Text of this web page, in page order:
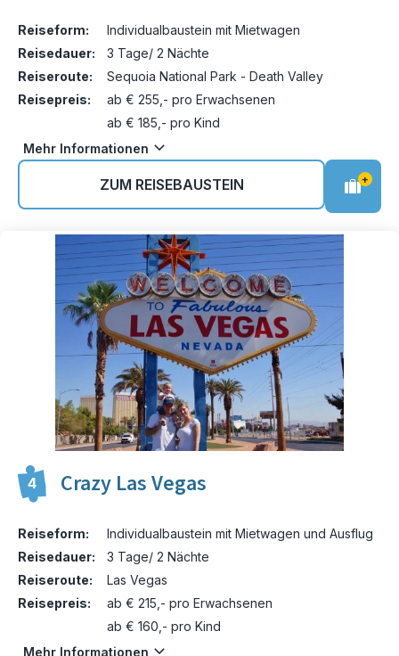
Reiseform:
Individualbaustein mit Mietwagen
Reisedauer:
3 Tage/ 2 Nächte
Reiseroute:
Sequoia National Park - Death Valley
Reisepreis:
ab € 255,- pro Erwachsenen
ab € 185,- pro Kind
Mehr Informationen
ZUM REISEBAUSTEIN +
4 Crazy Las Vegas
Reiseform:
Individualbaustein mit Mietwagen und Ausflug
Reisedauer:
3 Tage/ 2 Nächte
Reiseroute:
Las Vegas
Reisepreis:
ab € 215,- pro Erwachsenen
ab € 160,- pro Kind
Mehr Informationen